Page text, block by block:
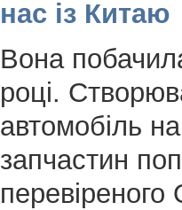
нас із Китаю
Вона
році.
автомобіль
запчастин